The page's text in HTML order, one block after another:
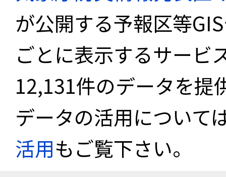
が公開する予報区等
ごとに表示するサービ
12,131件のデータを提
データの活用について
活用もご覧下さい。